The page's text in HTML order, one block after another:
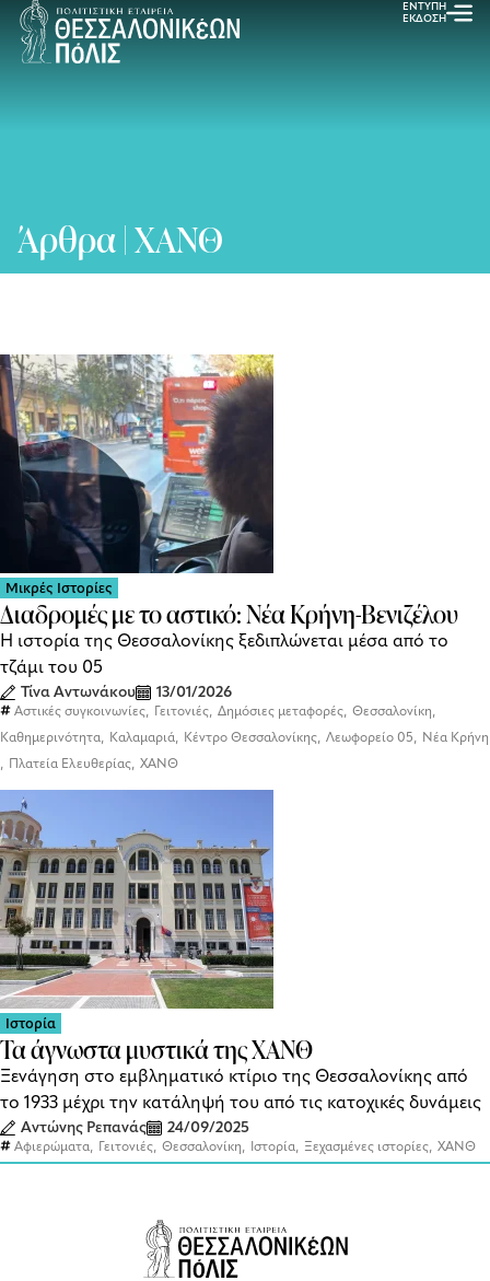
ΕΝΤΥΠΗ
ΕΚΔΟΣΗ
Άρθρα | ΧΑΝΘ
Μικρές Ιστορίες
Διαδρομές με το αστικό: Νέα Κρήνη-Βενιζέλου
Η ιστορία της Θεσσαλονίκης ξεδιπλώνεται μέσα από το
τζάμι του 05
Τίνα Αντωνάκου 13/01/2026
Αστικές συγκοινωνίες, Γειτονιές, Δημόσιες μεταφορές, Θεσσαλονίκη,
Καθημερινότητα, Καλαμαριά, Κέντρο Θεσσαλονίκης, Λεωφορείο 05, Νέα Κρήνη
, Πλατεία Ελευθερίας, ΧΑΝΘ
Ιστορία
Τα άγνωστα μυστικά της ΧΑΝΘ
Ξενάγηση στο εμβληματικό κτίριο της Θεσσαλονίκης από
το 1933 μέχρι την κατάληψή του από τις κατοχικές δυνάμεις
Αντώνης Ρεπανάς 24/09/2025
Αφιερώματα, Γειτονιές, Θεσσαλονίκη, Ιστορία, Ξεχασμένες ιστορίες, ΧΑΝΘ